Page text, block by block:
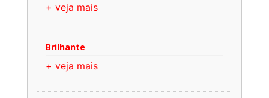
+ veja mais
Brilhante
+ veja mais